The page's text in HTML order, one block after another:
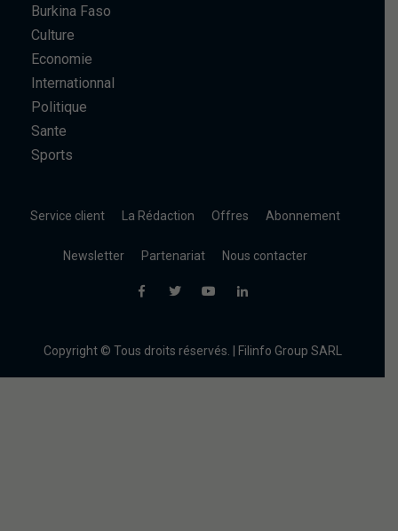
Burkina Faso
Culture
Economie
Internationnal
Politique
Sante
Sports
Service client La Rédaction Offres Abonnement
Newsletter Partenariat Nous contacter
Copyright © Tous droits réservés. | Filinfo Group SARL